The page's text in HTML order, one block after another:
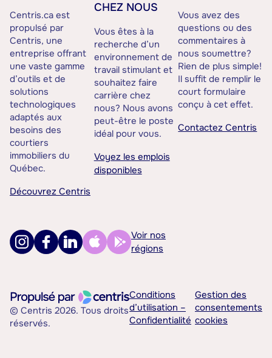
Centris.ca est
propulsé par
Centris, une
entreprise offrant
une vaste gamme
d’outils et de
solutions
technologiques
adaptés aux
besoins des
courtiers
immobiliers du
Québec.
Découvrez Centris
CHEZ NOUS
Vous êtes à la
recherche d’un
environnement de
travail stimulant et
souhaitez faire
carrière chez
nous? Nous avons
peut-être le poste
idéal pour vous.
Voyez les emplois
disponibles
Vous avez des
questions ou des
commentaires à
nous soumettre?
Rien de plus simple!
Il suffit de remplir le
court formulaire
conçu à cet effet.
Contactez Centris
Voir nos
régions
© Centris 2026. Tous droits
réservés.
Conditions
d’utilisation –
Confidentialité
Gestion des
consentements
cookies